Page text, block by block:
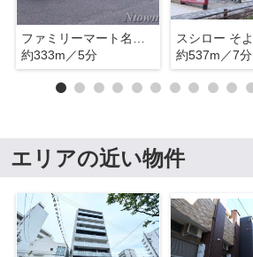
ファミリーマート名古屋上飯田店
約333m／5分
約537m／7分
エリアの近い物件